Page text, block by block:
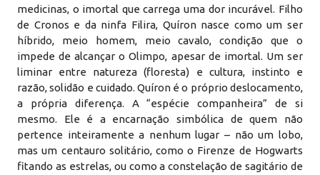
medicinas, o imortal que carrega uma dor incurável. Filho
de Cronos e da ninfa Filira, Quíron nasce como um ser
híbrido, meio homem, meio cavalo, condição que o
impede de alcançar o Olimpo, apesar de imortal. Um ser
liminar entre natureza (floresta) e cultura, instinto e
razão, solidão e cuidado. Quíron é o próprio deslocamento,
a própria diferença. A “espécie companheira” de si
mesmo. Ele é a encarnação simbólica de quem não
pertence inteiramente a nenhum lugar – não um lobo,
mas um centauro solitário, como o Firenze de Hogwarts
fitando as estrelas, ou como a constelação de sagitário de